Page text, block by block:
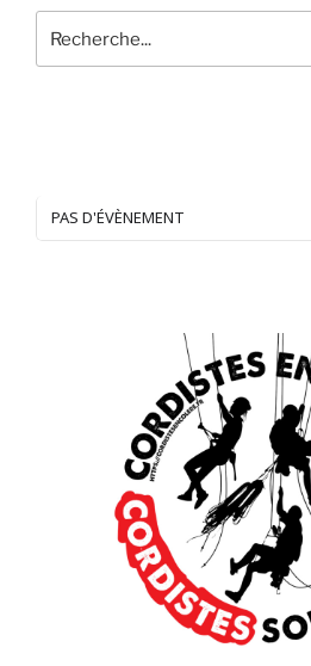
PAS D'ÉVÈNEMENT